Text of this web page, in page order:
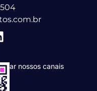
nossos canais